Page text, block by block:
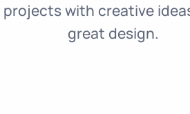
projects with creative
great design.